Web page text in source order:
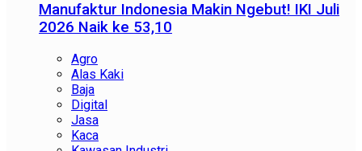
Manufaktur Indonesia Makin Ngebut! IKI Juli
2026 Naik ke 53,10
Agro
Alas Kaki
Baja
Digital
Jasa
Kaca